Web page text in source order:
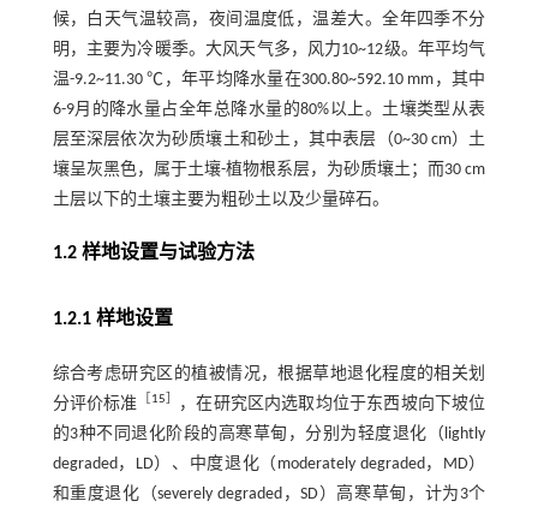
候，白天气温较高，夜间温度低，温差大。全年四季不分
明，主要为冷暖季。大风天气多，风力10~12级。年平均气
温-9.2~11.30 ℃，年平均降水量在300.80~592.10 mm，其中
6-9月的降水量占全年总降水量的80%以上。土壤类型从表
层至深层依次为砂质壤土和砂土，其中表层（0~30 cm）土
壤呈灰黑色，属于土壤-植物根系层，为砂质壤土；而30 cm
土层以下的土壤主要为粗砂土以及少量碎石。
1.2 样地设置与试验方法
1.2.1 样地设置
综合考虑研究区的植被情况，根据草地退化程度的相关划
分评价标准
15
，在研究区内选取均位于东西坡向下坡位
的3种不同退化阶段的高寒草甸，分别为轻度退化（lightly
degraded，LD）、中度退化（moderately degraded，MD）
和重度退化（severely degraded，SD）高寒草甸，计为3个